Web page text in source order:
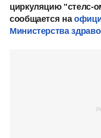
циркуляцию "стелс-
сообщается на
Министерства